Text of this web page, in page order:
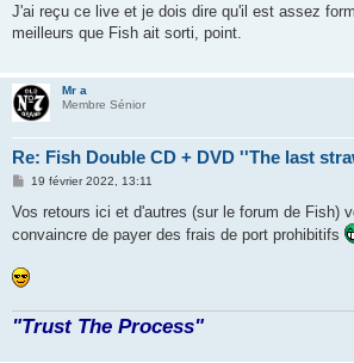
s
a
J'ai reçu ce live et je dois dire qu'il est assez
meilleurs que Fish ait sorti, point.
Mr a
Membre Sénior
Re: Fish Double CD + DVD ''The last
M
s
a
19 février 2022, 13:11
Vos retours ici et d'autres (sur le forum de Fish)
convaincre de payer des frais de port prohibitifs
"Trust The Process"